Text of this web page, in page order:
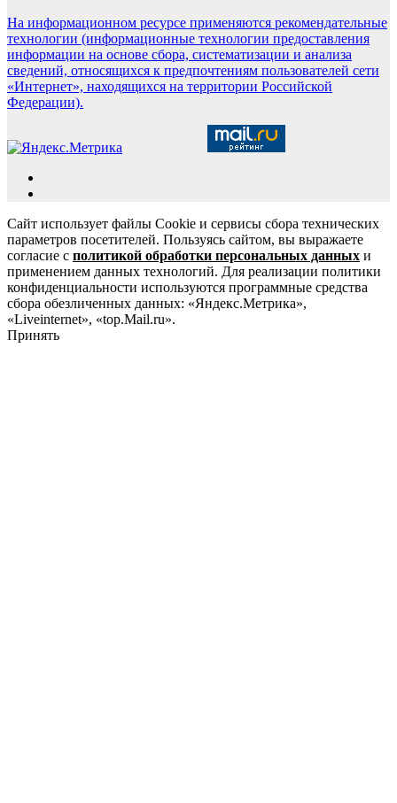
На информационном ресурсе применяются рекомендательные
технологии (информационные технологии предоставления
информации на основе сбора, систематизации и анализа
сведений, относящихся к предпочтениям пользователей сети
«Интернет», находящихся на территории Российской
Федерации).
Сайт использует файлы Cookie и сервисы сбора технических
параметров посетителей. Пользуясь сайтом, вы выражаете
согласие с политикой обработки персональных данных и
применением данных технологий. Для реализации политики
конфиденциальности используются программные средства
сбора обезличенных данных: «Яндекс.Метрика»,
«Liveinternet», «top.Mail.ru».
Принять